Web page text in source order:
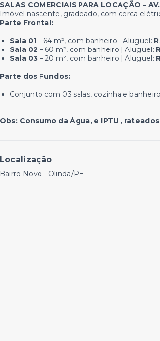
SALAS COMERCIAIS PARA LOCAÇÃO –
Imóvel nascente, gradeado, com cerca
Parte Frontal:
Sala 01 – 64 m², com banheiro | Aluguel:
Sala 02 – 60 m², com banheiro | Aluguel:
Sala 03 – 20 m², com banheiro | Aluguel:
Parte dos Fundos:
Conjunto com 03 salas, cozinha e
Obs: Consumo da Água, e IPTU ,
Localização
Bairro Novo - Olinda/PE